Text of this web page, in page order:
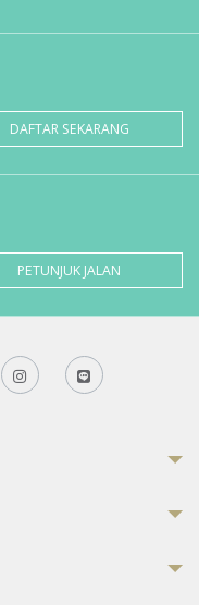
DAFTAR SEKARANG
PETUNJUK JALAN